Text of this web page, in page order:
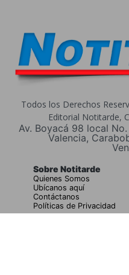
Todos los Derechos
Editorial Notitarde,
Av. Boyacá 98 local
Valencia,
Sobre Notitarde
Quienes Somos
Ubícanos aquí
Contáctanos
Políticas de Privacidad